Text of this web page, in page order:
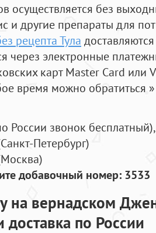
осуществляется без
и другие препараты для
рецепта Тула
через электронные
карт Master Card или
время можно обратиться
России звонок бесплатный),
Санкт-Петербург)
Москва)
добавочный номер: 3533
на вернадском
по России